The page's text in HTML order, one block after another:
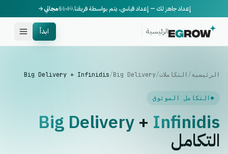
إعداد جاهز لك — إعداد قياسي، يتم بواسطة فريقنا.$149مجاني
الرئيسية ابدأ
الرئيسية/ التكاملات/
Big Delivery
/
Big Delivery + Infinidis
التكامل الموثوق
Big Delivery+ Infinidis
التكامل